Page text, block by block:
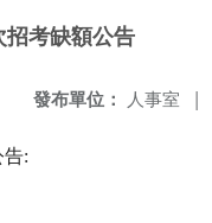
考缺額公告
發布單位： 人事室 |
告: